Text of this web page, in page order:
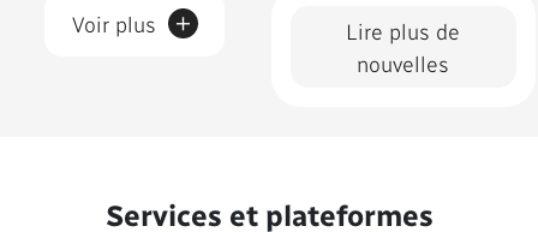
Lire plus de
nouvelles
Voir plus +
Services et plateformes